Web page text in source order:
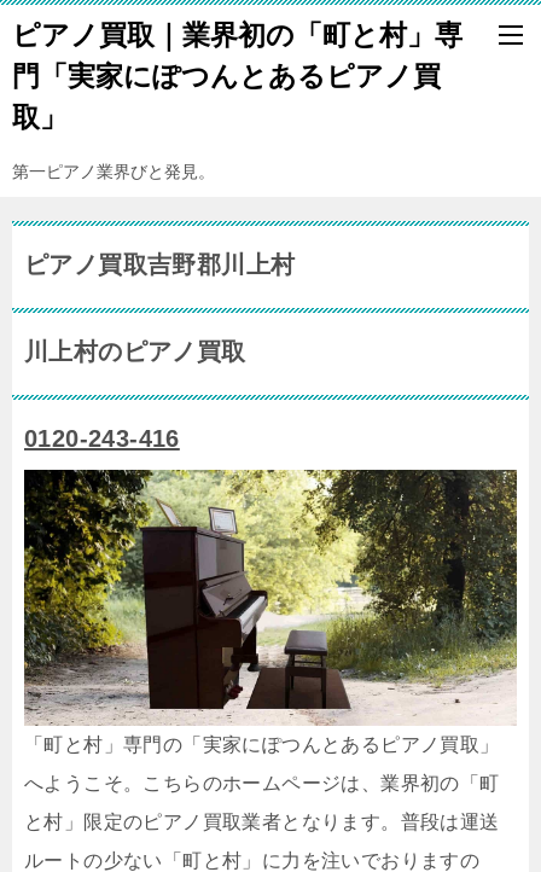
ピアノ買取｜業界初の「町と村」専
門「実家にぽつんとあるピアノ買
取」
第一ピアノ業界びと発見。
ピアノ買取吉野郡川上村
川上村のピアノ買取
0120-243-416
「町と村」専門の「実家にぽつんとあるピアノ買取」
へようこそ。こちらのホームページは、業界初の「町
と村」限定のピアノ買取業者となります。普段は運送
ルートの少ない「町と村」に力を注いでおりますの